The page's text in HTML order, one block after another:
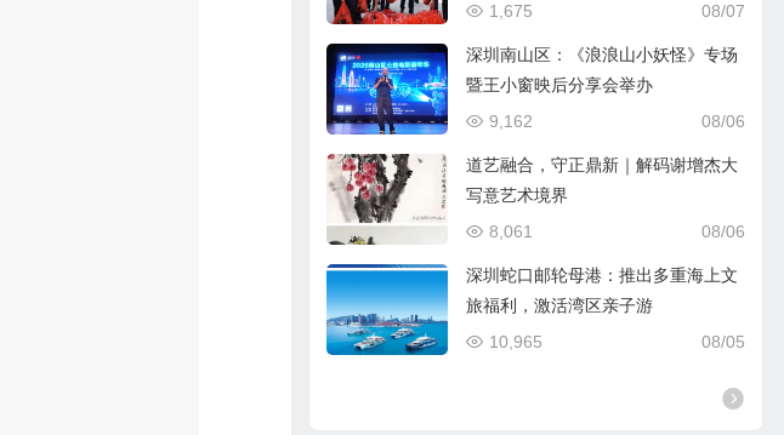
08/07
1,675
深圳南山区：《浪浪山小妖怪》专场
暨王小窗映后分享会举办
08/06
9,162
道艺融合，守正鼎新｜解码谢增杰大
写意艺术境界
08/06
8,061
深圳蛇口邮轮母港：推出多重海上文
旅福利，激活湾区亲子游
08/05
10,965